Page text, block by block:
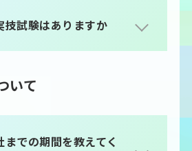
技試験はありますか
いて
での期間を教えてく